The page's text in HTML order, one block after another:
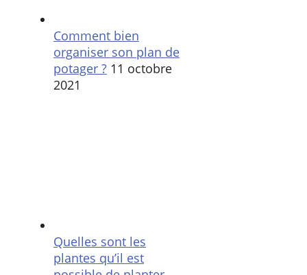
Comment bien
organiser son plan de
potager ? 11 octobre
2021
Quelles sont les
plantes qu’il est